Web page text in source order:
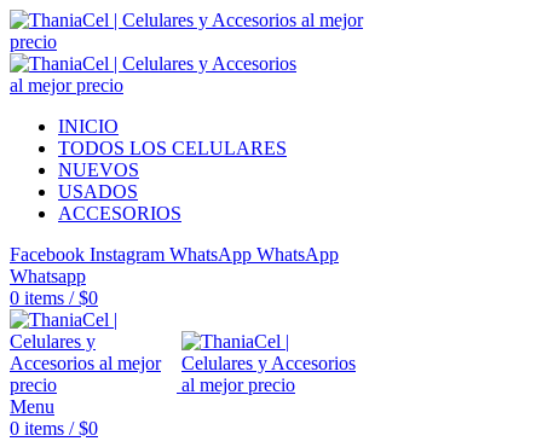
INICIO
TODOS LOS CELULARES
NUEVOS
USADOS
ACCESORIOS
Facebook Instagram WhatsApp WhatsApp
Whatsapp
0 items / $0
Menu
0 items / $0